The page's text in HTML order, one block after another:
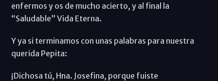
enfermos y os de mucho acierto, y al final la
“Saludable” Vida Eterna.
Y ya si terminamos con unas palabras para nuestra
querida Pepita:
¡Dichosa tú, Hna. Josefina, porque fuiste